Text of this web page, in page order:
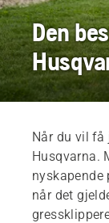
Den
Når du vil få
Husqvarna.
når det